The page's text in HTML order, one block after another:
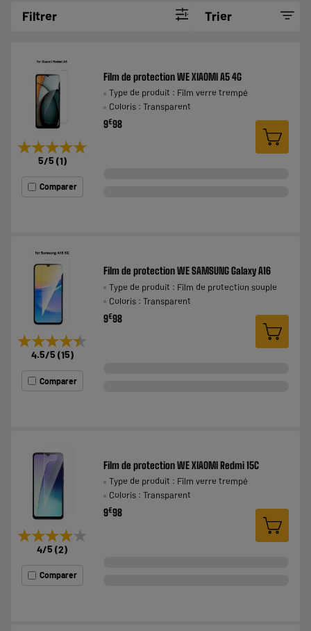
Filtrer Trier
★★★★★
★★★★★
5/5 (1)
Comparer
Film de protection WE XIAOMI A5 4G
Type de produit : Film verre trempé
Coloris : Transparent
9€98
★★★★★
★★★★★
4.5/5 (15)
Comparer
Film de protection WE SAMSUNG Galaxy A16
Type de produit : Film de protection souple
Coloris : Transparent
9€98
★★★★★
★★★★★
4/5 (2)
Comparer
Film de protection WE XIAOMI Redmi 15C
Type de produit : Film verre trempé
Coloris : Transparent
9€98